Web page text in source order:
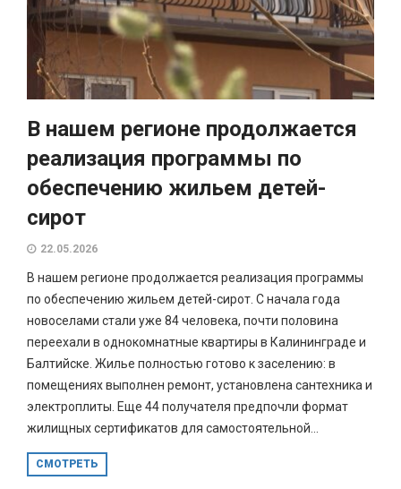
В нашем регионе продолжается
реализация программы по
обеспечению жильем детей-
сирот
22.05.2026
В нашем регионе продолжается реализация программы
по обеспечению жильем детей-сирот. С начала года
новоселами стали уже 84 человека, почти половина
переехали в однокомнатные квартиры в Калининграде и
Балтийске. Жилье полностью готово к заселению: в
помещениях выполнен ремонт, установлена сантехника и
электроплиты. Еще 44 получателя предпочли формат
жилищных сертификатов для самостоятельной...
СМОТРЕТЬ